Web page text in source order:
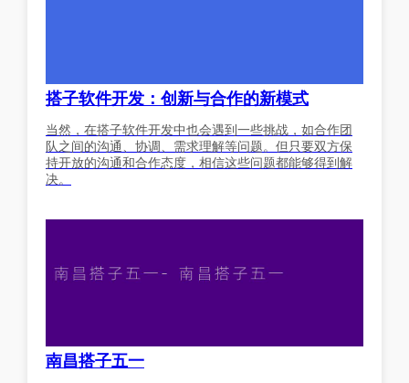
搭子软件开发：创新与合作的新模式
当然，在搭子软件开发中也会遇到一些挑战，如合作团
队之间的沟通、协调、需求理解等问题。但只要双方保
持开放的沟通和合作态度，相信这些问题都能够得到解
决。
南昌搭子五一